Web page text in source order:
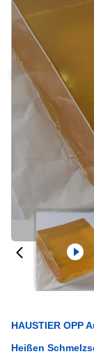
HAUSTIER OPP
Heißen